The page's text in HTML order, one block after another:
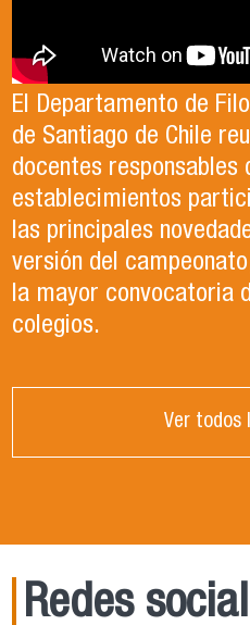
El Departamento de
de Santiago de Chile
docentes responsables
establecimientos
las principales
versión del
la mayor convocatoria
colegios.
Ver todos
Redes